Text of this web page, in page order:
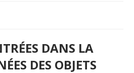
DANS LA
DES OBJETS